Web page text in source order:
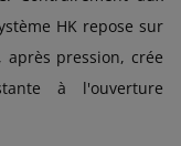
HK repose sur
pression, crée
à l'ouverture